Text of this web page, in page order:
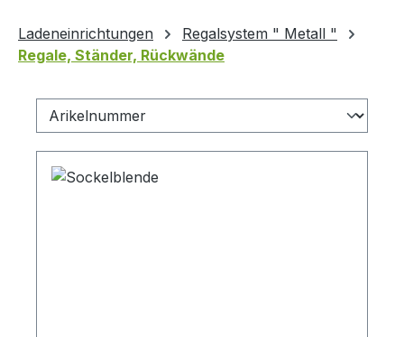
Ladeneinrichtungen
Regalsystem " Metall "
Regale, Ständer, Rückwände